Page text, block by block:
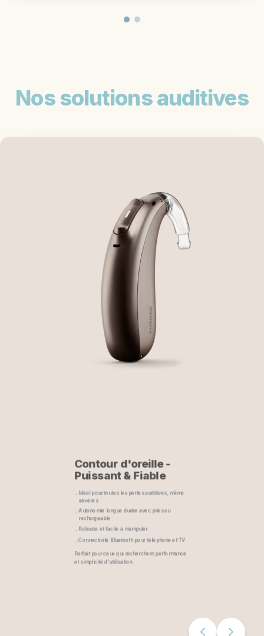
Nos solutions auditives
Idéal pour toutes les pertes auditives, même
Autonomie longue durée avec piles ou
rechargeable
Robuste et facile à manipuler
Connectivité Bluetooth pour téléphone et TV